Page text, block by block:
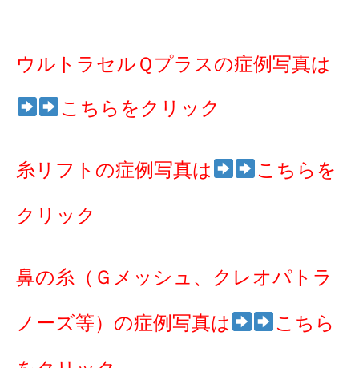
ウルトラセルＱプラスの症例写真は
こちらをクリック
糸リフトの症例写真は こちらを
クリック
鼻の糸（Ｇメッシュ、クレオパトラ
ノーズ等）の症例写真は こちら